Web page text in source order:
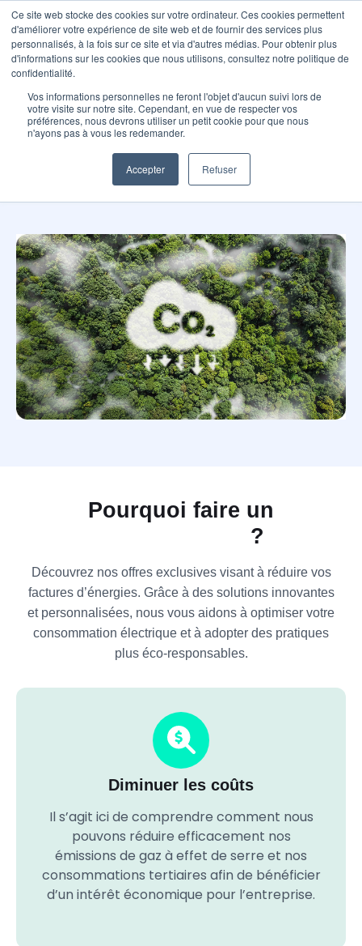
Ce site web stocke des cookies sur votre ordinateur. Ces cookies permettent
d'améliorer votre expérience de site web et de fournir des services plus
personnalisés, à la fois sur ce site et via d'autres médias. Pour obtenir plus
d'informations sur les cookies que nous utilisons, consultez notre politique de
confidentialité.
Vos informations personnelles ne feront l'objet d'aucun suivi lors de
votre visite sur notre site. Cependant, en vue de respecter vos
préférences, nous devrons utiliser un petit cookie pour que nous
n'ayons pas à vous les redemander.
Accepter Refuser
Bilan carbone
Le bilan carbone permet de mesurer l’empreinte
environnementale de votre activité en quantifiant
l’ensemble de vos émissions de gaz à effet de serre,
directes et indirectes.
Pourquoi faire un
?
Découvrez nos offres exclusives visant à réduire vos
factures d’énergies. Grâce à des solutions innovantes
et personnalisées, nous vous aidons à optimiser votre
consommation électrique et à adopter des pratiques
plus éco-responsables.
Diminuer les coûts
Il s’agit ici de comprendre comment nous
pouvons réduire efficacement nos
émissions de gaz à effet de serre et nos
consommations tertiaires afin de bénéficier
d’un intérêt économique pour l’entreprise.